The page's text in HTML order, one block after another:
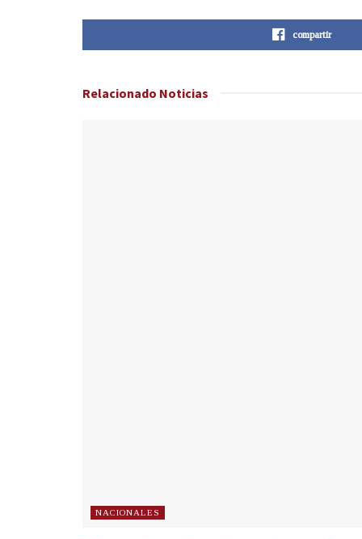
compartir
Relacionado Noticias
NACIONALES